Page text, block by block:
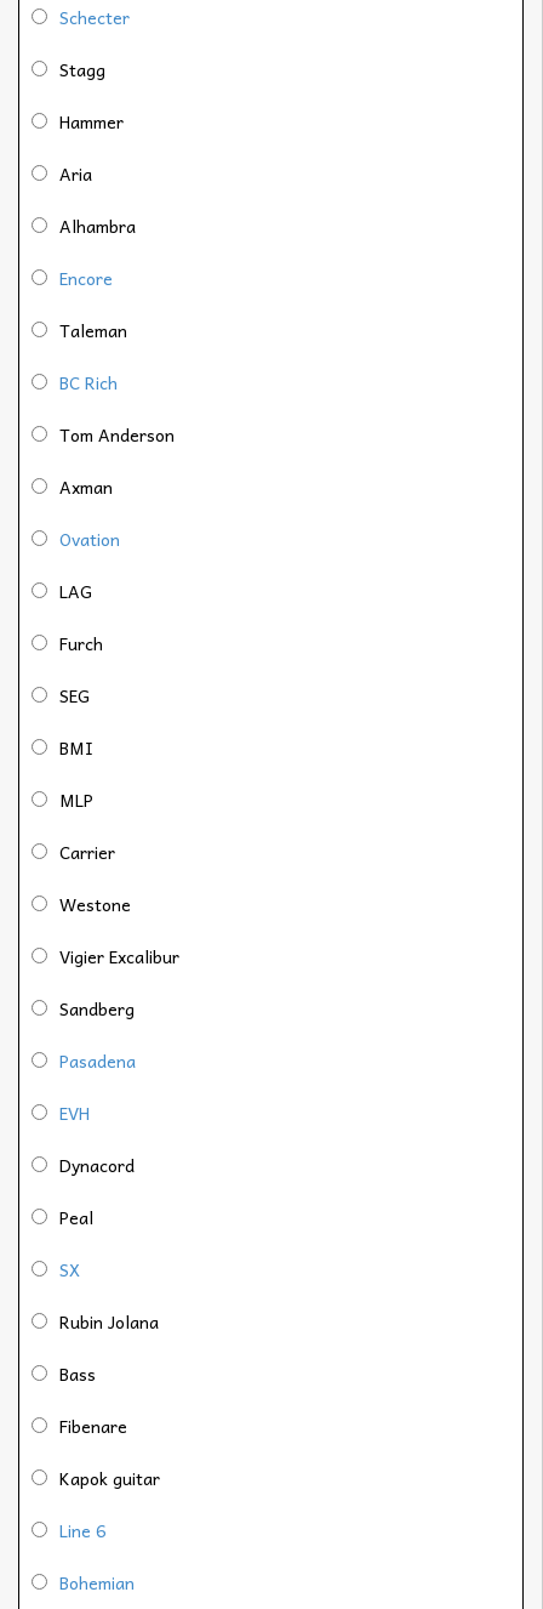
Schecter
Stagg
Hammer
Aria
Alhambra
Encore
Taleman
BC Rich
Tom Anderson
Axman
Ovation
LAG
Furch
SEG
BMI
MLP
Carrier
Westone
Vigier Excalibur
Sandberg
Pasadena
EVH
Dynacord
Peal
SX
Rubin Jolana
Bass
Fibenare
Kapok guitar
Line 6
Bohemian